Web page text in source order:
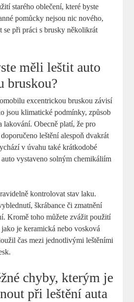
starého oblečení, které byste
pomůcky nejsou nic nového,
se při práci s brusky několikrát
měli leštit auto
bruskou?
excentrickou bruskou závisí
jsou klimatické podmínky, způsob
lakování. Obecně platí, že pro
leštění alespoň dvakrát
v úvahu také krátkodobé
vystaveno solným chemikáliím
kontrolovat stav laku.
škrábance či zmatnění
Kromě toho můžete zvážit použití
je keramická nebo vosková
čas mezi jednotlivými leštěními
chyby, kterým je
při leštění auta